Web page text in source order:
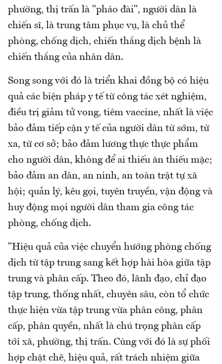
phường, thị trấn là "pháo đài", người dân là
chiến sĩ, là trung tâm phục vụ, là chủ thể
phòng, chống dịch, chiến thắng dịch bệnh là
chiến thắng của nhân dân.
Song song với đó là triển khai đồng bộ có hiệu
quả các biện pháp y tế từ công tác xét nghiệm,
điều trị giảm tử vong, tiêm vaccine, nhất là việc
bảo đảm tiếp cận y tế của người dân từ sớm, từ
xa, từ cơ sở; bảo đảm lương thực thực phẩm
cho người dân, không để ai thiếu ăn thiếu mặc;
bảo đảm an dân, an ninh, an toàn trật tự xã
hội; quản lý, kêu gọi, tuyên truyền, vận động và
huy động mọi người dân tham gia công tác
phòng, chống dịch.
"Hiệu quả của việc chuyển hướng phòng chống
dịch từ tập trung sang kết hợp hài hòa giữa tập
trung và phân cấp. Theo đó, lãnh đạo, chỉ đạo
tập trung, thống nhất, chuyên sâu, còn tổ chức
thực hiện vừa tập trung vừa phân công, phân
cấp, phân quyền, nhất là chú trọng phân cấp
tới xã, phường, thị trấn. Cùng với đó là sự phối
hợp chặt chẽ, hiệu quả, rất trách nhiệm giữa